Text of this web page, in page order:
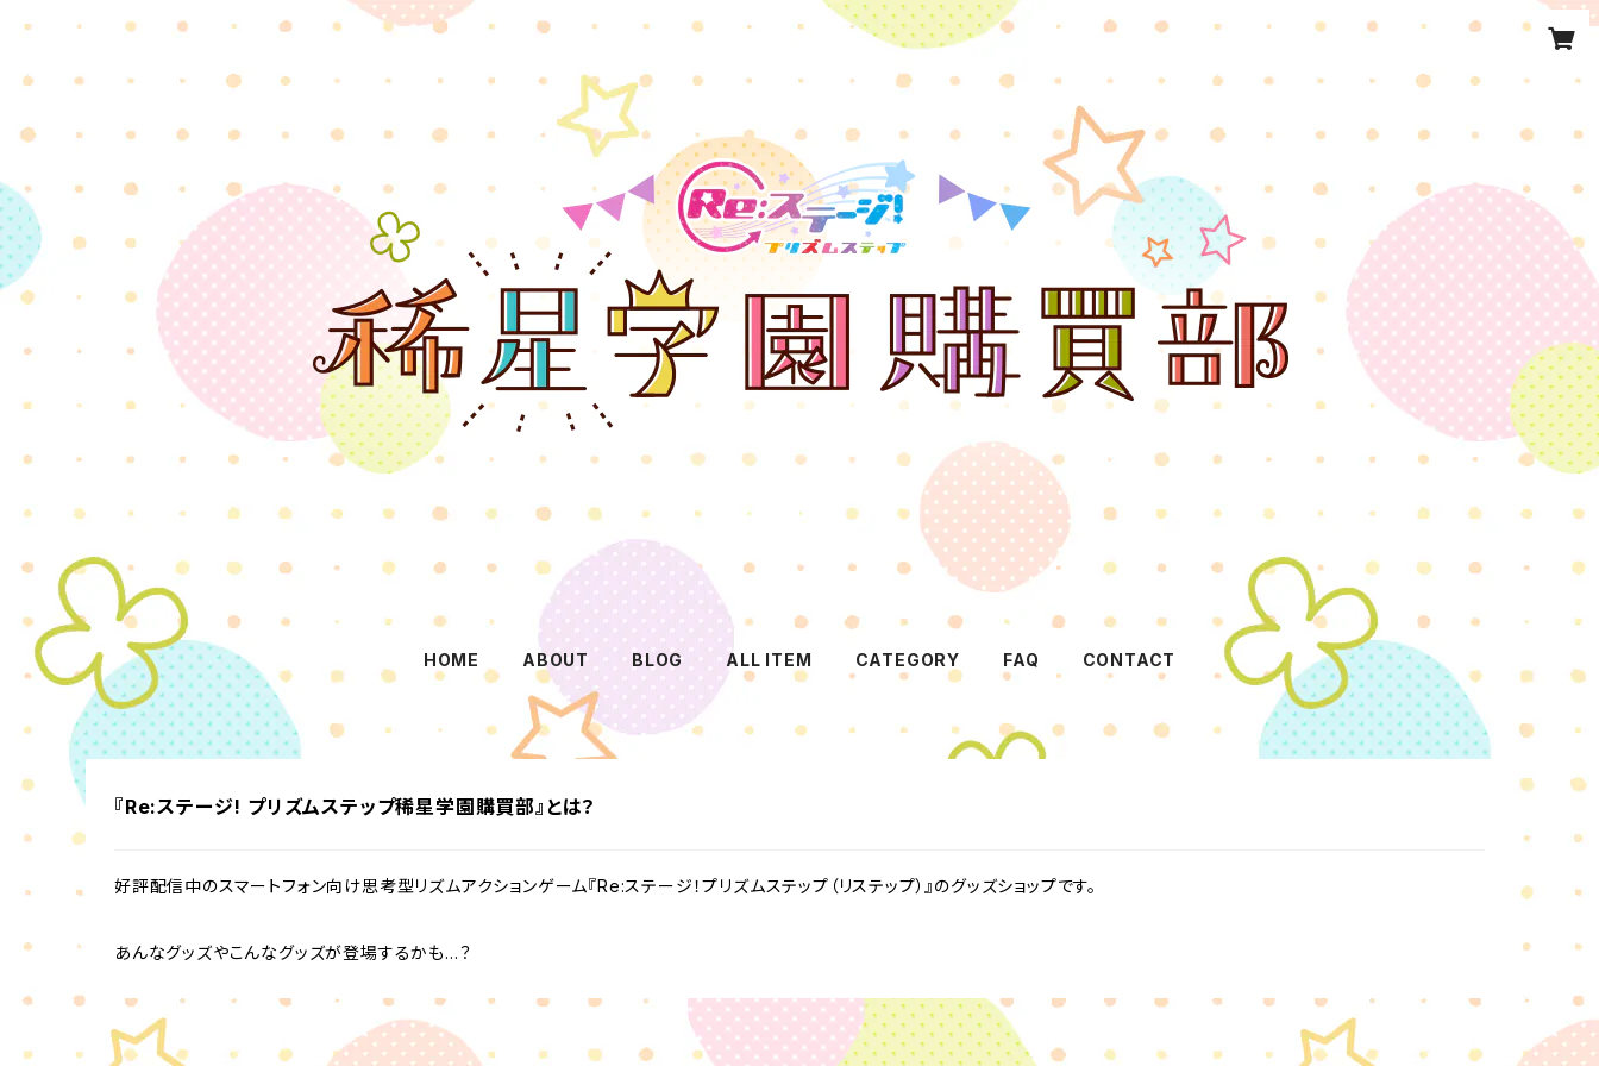
HOME ABOUT BLOG ALL ITEM CATEGORY FAQ CONTACT
『Re:ステージ! プリズムステップ稀星学園購買部』とは？
好評配信中のスマートフォン向け思考型リズムアクションゲーム『Re:ステージ！プリズムステップ（リステップ）』のグッズショップです。
あんなグッズやこんなグッズが登場するかも…？